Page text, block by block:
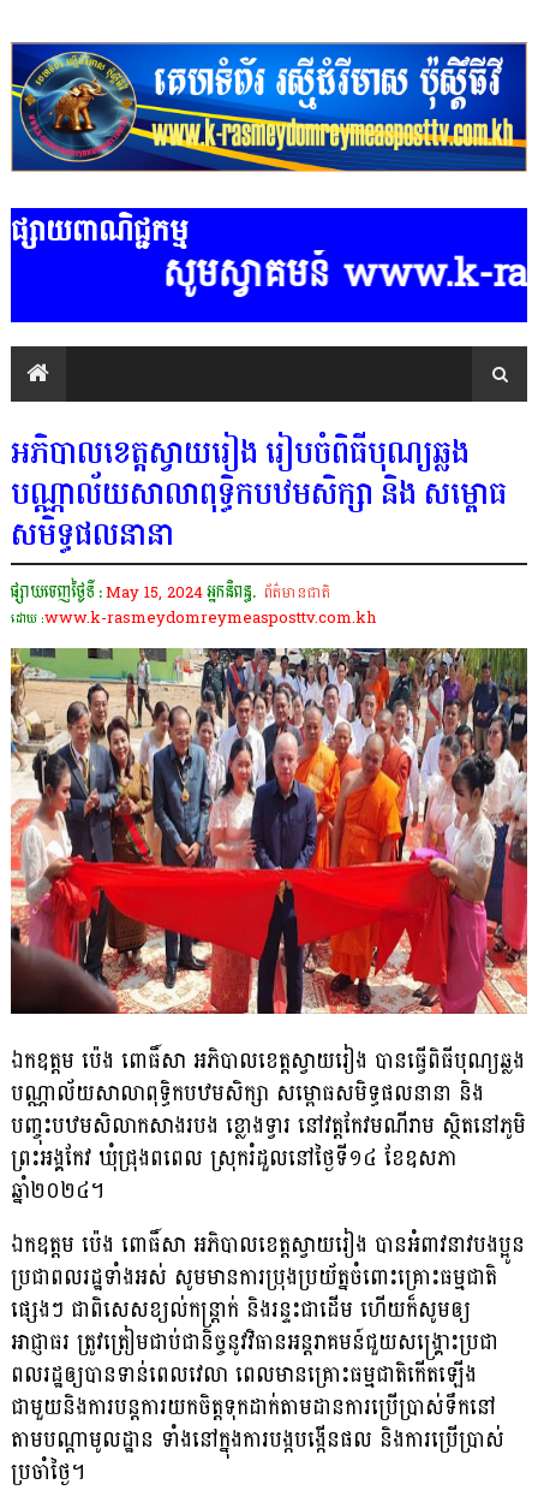
ផ្សាយពាណិជ្ជកម្ម
សូមស្វាគមន៍ www.k-
អភិបាលខេត្តស្វាយរៀង រៀបចំពិធីបុណ្យឆ្លង
បណ្ណាល័យសាលាពុទ្ធិកបឋមសិក្សា និង សម្ពោធ
សមិទ្ធផលនានា
ផ្សាយចេញថ្ងៃទី :May 15, 2024អ្នកនិពន្ធ. ព័ត៌មានជាតិ
ដោយ :www.k-rasmeydomreymeasposttv.com.kh
ឯកឧត្តម ប៉េង ពោធិ៍សា អភិបាលខេត្តស្វាយរៀង បានធ្វើពិធីបុណ្យឆ្លង
បណ្ណាល័យសាលាពុទ្ធិកបឋមសិក្សា សម្ពោធសមិទ្ធផលនានា និង
បញ្ចុះបឋមសិលាកសាងរបង ខ្លោងទ្វារ នៅវត្តកែវមណីរាម ស្ថិតនៅភូមិ
ព្រះអង្គកែវ ឃុំជ្រុងពពេល ស្រុករំដួលនៅថ្ងៃទី១៤ ខែឧសភា
ឆ្នាំ២០២៤។
ឯកឧត្តម ប៉េង ពោធិ៍សា អភិបាលខេត្តស្វាយរៀង បានអំពាវនាវបងប្អូន
ប្រជាពលរដ្ឋទាំងអស់ សូមមានការប្រុងប្រយ័ត្នចំពោះគ្រោះធម្មជាតិ
ផ្សេងៗ ជាពិសេសខ្យល់កន្ត្រាក់ និងរន្ទះជាដើម ហើយក៏សូមឲ្យ
អាជ្ញាធរ ត្រូវត្រៀមជាប់ជានិច្ចនូវវិធានអន្តរាគមន៍ជួយសង្គ្រោះប្រជា
ពលរដ្ឋឲ្យបានទាន់ពេលវេលា ពេលមានគ្រោះធម្មជាតិកើតឡើង
ជាមួយនិងការបន្តការយកចិត្តទុកដាក់តាមដានការប្រើប្រាស់ទឹកនៅ
តាមបណ្ដាមូលដ្ឋាន ទាំងនៅក្នុងការបង្កបង្កើនផល និងការប្រើប្រាស់
ប្រចាំថ្ងៃ។